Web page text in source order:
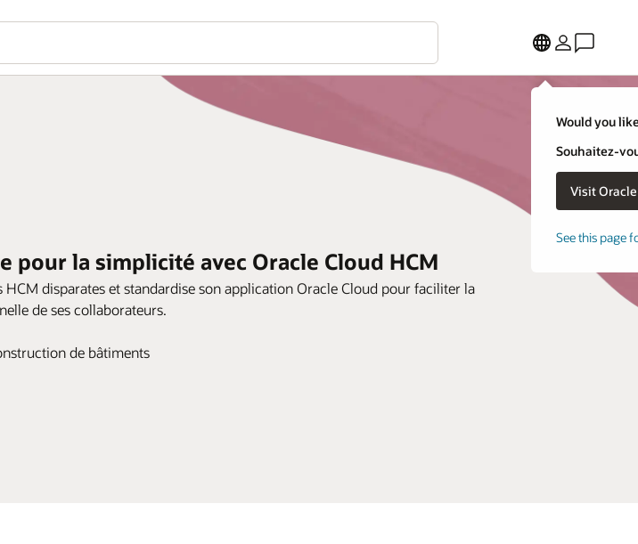
Would you
Souhaitez-
See this page
la simplicité avec Oracle Cloud HCM
disparates et standardise son application Oracle Cloud pour faciliter la
de ses collaborateurs.
de bâtiments